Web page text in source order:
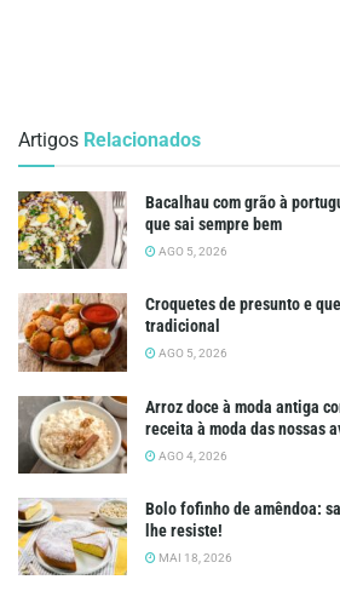
Artigos Relacionados
Bacalhau com grão à
que sai sempre bem
AGO 5, 2026
Croquetes de presunto e
tradicional
AGO 5, 2026
Arroz doce à moda antiga
receita à moda das nossas
AGO 4, 2026
Bolo fofinho de amêndoa:
lhe resiste!
MAI 18, 2026